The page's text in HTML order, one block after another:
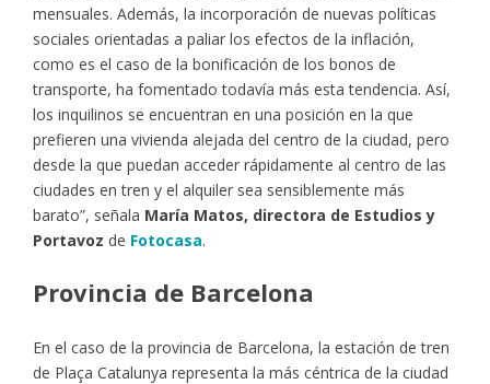
mensuales. Además, la incorporación de nuevas políticas
sociales orientadas a paliar los efectos de la inflación,
como es el caso de la bonificación de los bonos de
transporte, ha fomentado todavía más esta tendencia. Así,
los inquilinos se encuentran en una posición en la que
prefieren una vivienda alejada del centro de la ciudad, pero
desde la que puedan acceder rápidamente al centro de las
ciudades en tren y el alquiler sea sensiblemente más
barato”, señala María Matos, directora de Estudios y
Portavoz de Fotocasa.
Provincia de Barcelona
En el caso de la provincia de Barcelona, la estación de tren
de Plaça Catalunya representa la más céntrica de la ciudad